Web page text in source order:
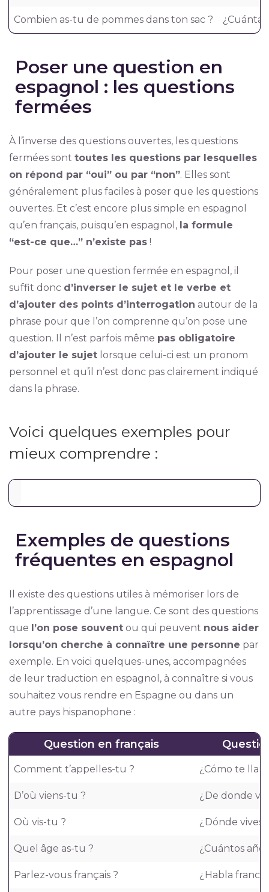
Combien as-tu de pommes dans ton sac ?
Poser une question en
espagnol : les questions
fermées
À l’inverse des questions ouvertes, les questions
fermées sont toutes les questions par lesquelles
on répond par “oui” ou par “non”. Elles sont
généralement plus faciles à poser que les questions
ouvertes. Et c’est encore plus simple en espagnol
qu’en français, puisqu’en espagnol, la formule
“est-ce que…” n’existe pas!
Pour poser une question fermée en espagnol, il
suffit donc d’inverser le sujet et le verbe et
d’ajouter des points d’interrogation autour de la
phrase pour que l’on comprenne qu’on pose une
question. Il n’est parfois même pas obligatoire
d’ajouter le sujetlorsque celui-ci est un pronom
personnel et qu’il n’est donc pas clairement indiqué
dans la phrase.
Voici quelques exemples pour
mieux comprendre :
Exemples de questions
fréquentes en espagnol
Il existe des questions utiles à mémoriser lors de
l’apprentissage d’une langue. Ce sont des questions
que l’on pose souventou qui peuvent nous aider
lorsqu’on cherche à connaître une personne par
exemple. En voici quelques-unes, accompagnées
de leur traduction en espagnol, à connaître si vous
souhaitez vous rendre en Espagne ou dans un
autre pays hispanophone :
Question en français
Comment t’appelles-tu ? ¿Cómo te
D’où viens-tu ? ¿De donde
Où vis-tu ? ¿Dónde vives?
Quel âge as-tu ? ¿Cuántos
Parlez-vous français ? ¿Habla